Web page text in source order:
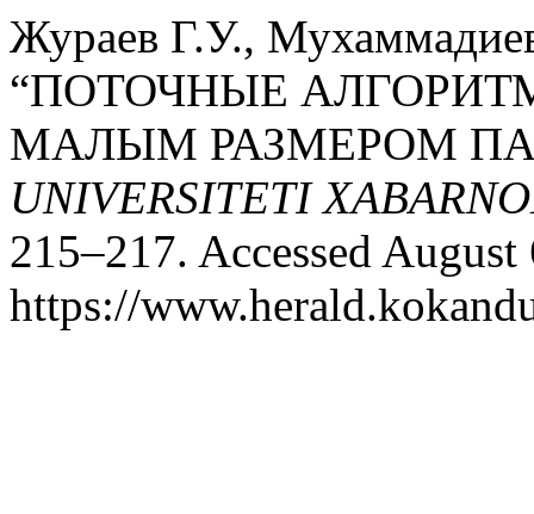
Жураев Г.У.,
“ПОТОЧНЫЕ
МАЛЫМ РАЗМЕРОМ
UNIVERSITETI
215–217. Accessed
https://